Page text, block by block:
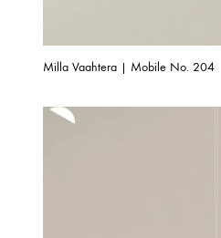
Milla Vaahtera | Mobile No. 204